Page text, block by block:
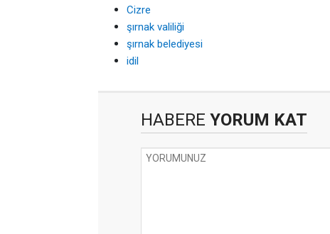
Cizre
şırnak valiliği
şırnak belediyesi
idil
HABERE YORUM KAT